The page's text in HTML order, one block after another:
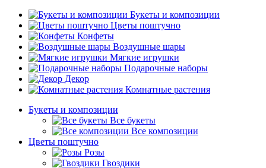
Букеты и композиции
Цветы поштучно
Конфеты
Воздушные шары
Мягкие игрушки
Подарочные наборы
Декор
Комнатные растения
Букеты и композиции
Все букеты
Все композиции
Цветы поштучно
Розы
Гвоздики